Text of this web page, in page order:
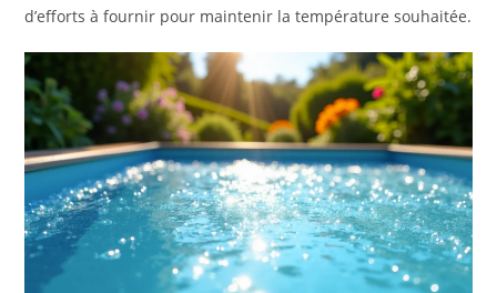
d’efforts à fournir pour maintenir la température souhaitée.